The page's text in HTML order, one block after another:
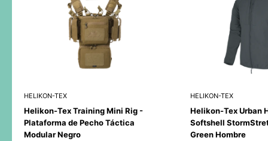
HELIKON-TEX
Helikon-Tex Training Mini Rig -
Plataforma de Pecho Táctica
Modular Negro
HELIKON-TEX
Helikon-Tex Urban
Softshell
Green Hombre